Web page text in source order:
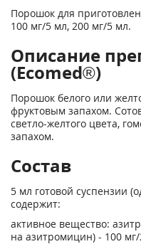
Порошок для
100 мг/5 мл, 200 мг/5 мл.
Описание
(Ecomed®)
Порошок белого или
фруктовым запахом.
светло-желтого цвета,
запахом.
Состав
5 мл готовой суспензии
содержит:
активное вещество:
на азитромицин) - 100 мг/